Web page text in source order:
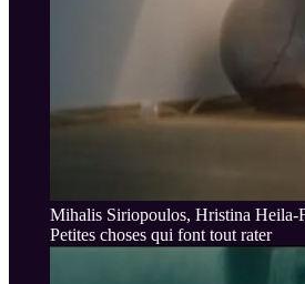
Mihalis Siriopoulos, Hristina Heila-
Petites choses qui font tout rater